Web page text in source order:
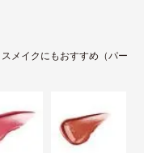
メイクにもおすすめ（パー